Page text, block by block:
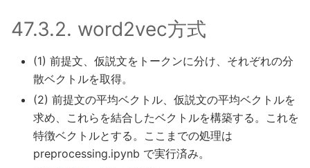
47.3.2. word2vec方式
(1) 前提文、仮説文をトークンに分け、それぞれの分
散ベクトルを取得。
(2) 前提文の平均ベクトル、仮説文の平均ベクトルを
求め、これらを結合したベクトルを構築する。これを
特徴ベクトルとする。ここまでの処理は
preprocessing.ipynb で実行済み。